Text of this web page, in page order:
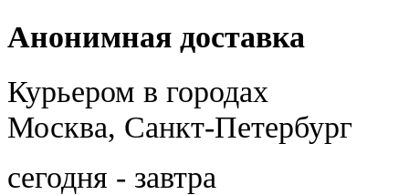
Анонимная доставка
Курьером в городах
Москва, Санкт-Петербург
сегодня - завтра